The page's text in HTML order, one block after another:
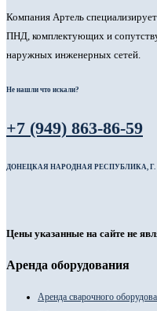
Компания Артель
ПНД, комплектующих и
наружных инженерных сетей.
Не нашли что искали?
+7 (949) 863-86-59
ДОНЕЦКАЯ НАРОДНАЯ РЕСПУБЛИКА, Г.
Цены указанные на сайте не
Аренда оборудования
Аренда сварочного